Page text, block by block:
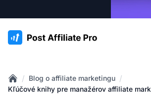
:site.title
Home
/ Blog o affiliate marketingu /
Kľúčové knihy pre manažérov affiliate